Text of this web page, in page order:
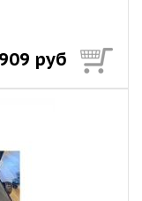
руб